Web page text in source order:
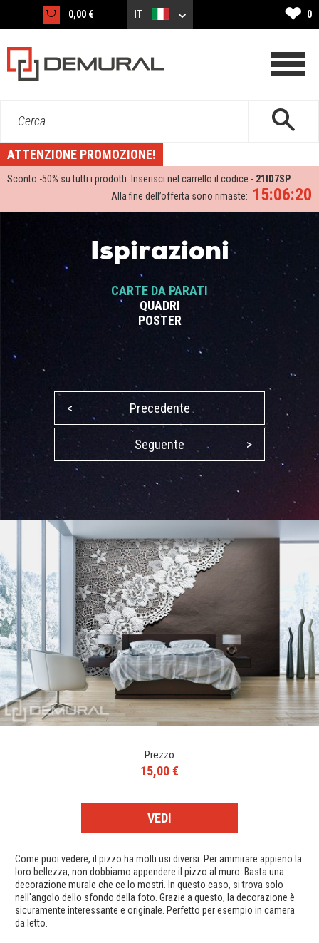
0,00 € IT ❤ 0
Cerca...
ATTENZIONE PROMOZIONE!
Sconto -50% su tutti i prodotti. Inserisci nel carrello il codice - 21ID7SP
15:06:20
Alla fine dell’offerta sono rimaste:
Ispirazioni
CARTE DA PARATI
QUADRI
POSTER
< Precedente
Seguente >
Prezzo
15,00 €
VEDI
Come puoi vedere, il pizzo ha molti usi diversi. Per ammirare appieno la
loro bellezza, non dobbiamo appendere il pizzo al muro. Basta una
decorazione murale che ce lo mostri. In questo caso, si trova solo
nell'angolo dello sfondo della foto. Grazie a questo, la decorazione è
sicuramente interessante e originale. Perfetto per esempio in camera
da letto.